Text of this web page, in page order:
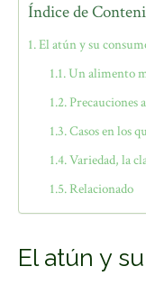
Índice de
El atún y su
Un alimento
Precauciones
Casos en los
Variedad, la
Relacionado
El atún y